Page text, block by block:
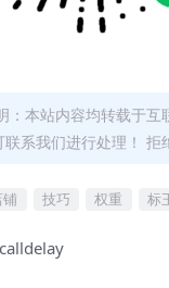
：本站内容均转载于
联系我们进行处理！ 拒
铺 技巧 权重 标